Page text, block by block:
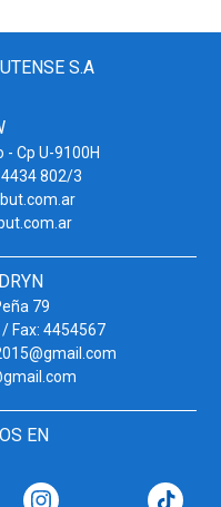
S.A
- Cp U-9100H
802/3
79
Fax: 4454567
EN